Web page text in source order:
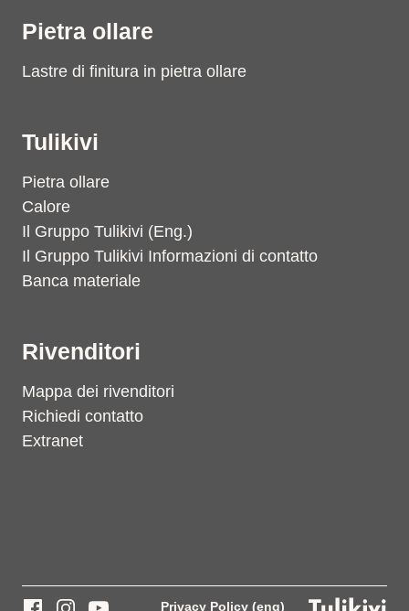
Pietra ollare
Lastre di finitura in pietra ollare
Tulikivi
Pietra ollare
Calore
Il Gruppo Tulikivi (Eng.)
Il Gruppo Tulikivi Informazioni di contatto
Banca materiale
Rivenditori
Mappa dei rivenditori
Richiedi contatto
Extranet
Privacy Policy (eng)